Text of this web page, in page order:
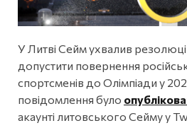
У Литві Сейм ухвалив
допустити повернення
спортсменів до Олімпіади у
повідомлення було
акаунті литовського Сейму у